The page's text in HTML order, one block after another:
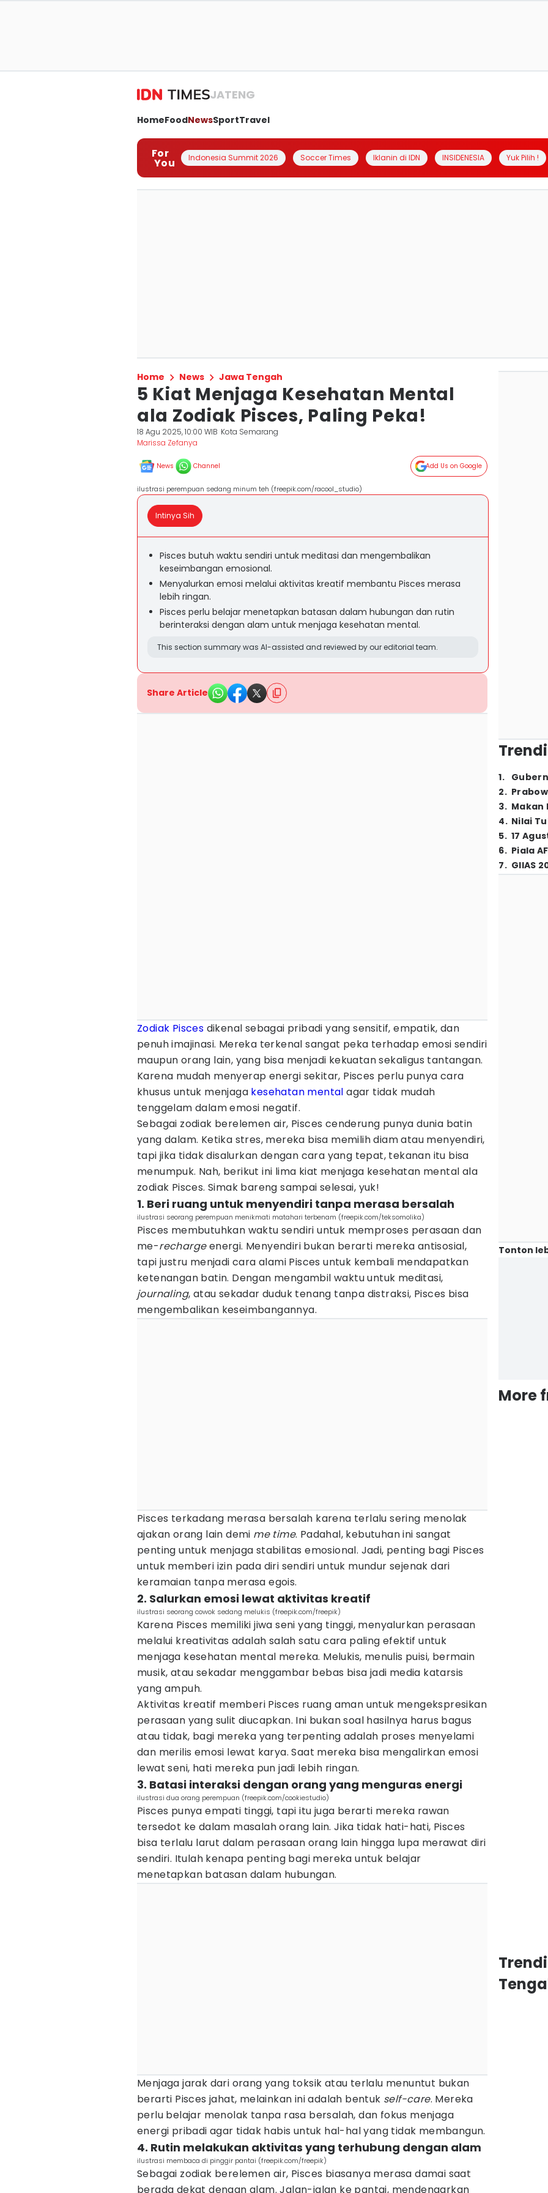
JATENG
HomeFoodNewsSportTravel
For
You Indonesia Summit 2026 Soccer Times Iklanin di IDN INSIDENESIA Yuk Pilih !
Home News Jawa Tengah
5 Kiat Menjaga Kesehatan Mental
ala Zodiak Pisces, Paling Peka!
18 Agu 2025, 10:00 WIB Kota Semarang
Marissa Zefanya
News Channel Add Us on Google
ilustrasi perempuan sedang minum teh (freepik.com/racool_studio)
Intinya Sih
Pisces butuh waktu sendiri untuk meditasi dan mengembalikan
keseimbangan emosional.
Menyalurkan emosi melalui aktivitas kreatif membantu Pisces merasa
lebih ringan.
Pisces perlu belajar menetapkan batasan dalam hubungan dan rutin
berinteraksi dengan alam untuk menjaga kesehatan mental.
This section summary was AI-assisted and reviewed by our editorial team.
Share Article
Zodiak Pisces dikenal sebagai pribadi yang sensitif, empatik, dan
penuh imajinasi. Mereka terkenal sangat peka terhadap emosi sendiri
maupun orang lain, yang bisa menjadi kekuatan sekaligus tantangan.
Karena mudah menyerap energi sekitar, Pisces perlu punya cara
khusus untuk menjaga kesehatan mental agar tidak mudah
tenggelam dalam emosi negatif.
Sebagai zodiak berelemen air, Pisces cenderung punya dunia batin
yang dalam. Ketika stres, mereka bisa memilih diam atau menyendiri,
tapi jika tidak disalurkan dengan cara yang tepat, tekanan itu bisa
menumpuk. Nah, berikut ini lima kiat menjaga kesehatan mental ala
zodiak Pisces. Simak bareng sampai selesai, yuk!
1. Beri ruang untuk menyendiri tanpa merasa bersalah
ilustrasi seorang perempuan menikmati matahari terbenam (freepik.com/teksomolika)
Pisces membutuhkan waktu sendiri untuk memproses perasaan dan
me-rechargeenergi. Menyendiri bukan berarti mereka antisosial,
tapi justru menjadi cara alami Pisces untuk kembali mendapatkan
ketenangan batin. Dengan mengambil waktu untuk meditasi,
journaling, atau sekadar duduk tenang tanpa distraksi, Pisces bisa
mengembalikan keseimbangannya.
Pisces terkadang merasa bersalah karena terlalu sering menolak
ajakan orang lain demi me time. Padahal, kebutuhan ini sangat
penting untuk menjaga stabilitas emosional. Jadi, penting bagi Pisces
untuk memberi izin pada diri sendiri untuk mundur sejenak dari
keramaian tanpa merasa egois.
2. Salurkan emosi lewat aktivitas kreatif
ilustrasi seorang cowok sedang melukis (freepik.com/freepik)
Karena Pisces memiliki jiwa seni yang tinggi, menyalurkan perasaan
melalui kreativitas adalah salah satu cara paling efektif untuk
menjaga kesehatan mental mereka. Melukis, menulis puisi, bermain
musik, atau sekadar menggambar bebas bisa jadi media katarsis
yang ampuh.
Aktivitas kreatif memberi Pisces ruang aman untuk mengekspresikan
perasaan yang sulit diucapkan. Ini bukan soal hasilnya harus bagus
atau tidak, bagi mereka yang terpenting adalah proses menyelami
dan merilis emosi lewat karya. Saat mereka bisa mengalirkan emosi
lewat seni, hati mereka pun jadi lebih ringan.
3. Batasi interaksi dengan orang yang menguras energi
ilustrasi dua orang perempuan (freepik.com/cookiestudio)
Pisces punya empati tinggi, tapi itu juga berarti mereka rawan
tersedot ke dalam masalah orang lain. Jika tidak hati-hati, Pisces
bisa terlalu larut dalam perasaan orang lain hingga lupa merawat diri
sendiri. Itulah kenapa penting bagi mereka untuk belajar
menetapkan batasan dalam hubungan.
Menjaga jarak dari orang yang toksik atau terlalu menuntut bukan
berarti Pisces jahat, melainkan ini adalah bentuk self-care. Mereka
perlu belajar menolak tanpa rasa bersalah, dan fokus menjaga
energi pribadi agar tidak habis untuk hal-hal yang tidak membangun.
4. Rutin melakukan aktivitas yang terhubung dengan alam
ilustrasi membaca di pinggir pantai (freepik.com/freepik)
Sebagai zodiak berelemen air, Pisces biasanya merasa damai saat
berada dekat dengan alam. Jalan-jalan ke pantai, mendengarkan
1.
2.
3. Makan
4. Nilai
5. 17
6. Piala
7. GIIAS
Tonton
More